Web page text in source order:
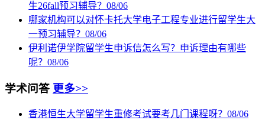
生26fall预习辅导？ 08/06
哪家机构可以对怀卡托大学电子工程专业进行留学生大
一预习辅导？ 08/06
伊利诺伊学院留学生申诉信怎么写？申诉理由有哪些
呢？ 08/06
学术问答 更多>>
香港恒生大学留学生重修考试要考几门课程呀？ 08/06